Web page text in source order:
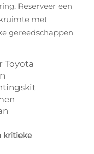
Reserveer een
met
gereedschappen
Toyota
kritieke